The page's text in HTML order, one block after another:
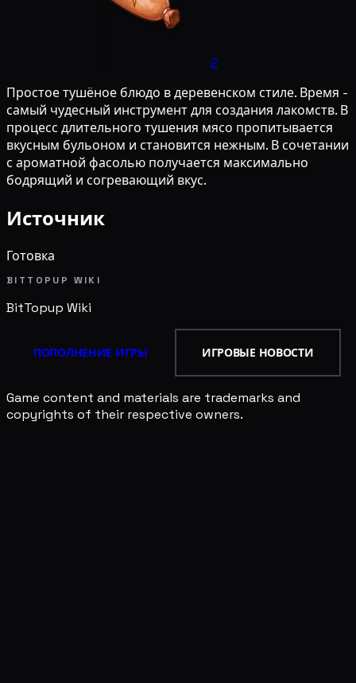
2
Простое тушёное блюдо в деревенском стиле. Время -
самый чудесный инструмент для создания лакомств. В
процесс длительного тушения мясо пропитывается
вкусным бульоном и становится нежным. В сочетании
с ароматной фасолью получается максимально
бодрящий и согревающий вкус.
Источник
Готовка
BITTOPUP WIKI
BitTopup Wiki
ПОПОЛНЕНИЕ ИГРЫ ИГРОВЫЕ НОВОСТИ
Game content and materials are trademarks and
copyrights of their respective owners.